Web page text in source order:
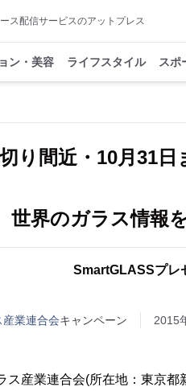
ス配信サービスのアットプレス
ン・美容 ライフスタイル スポ
り間近・10月31
世界のガラス情報
SmartGLASSプレ
産業連合会キャンペーン 2015
産業連合会(所在地：東京都